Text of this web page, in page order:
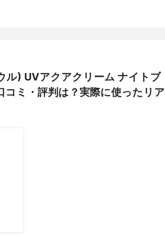
ル) UVアクアクリーム ナイトブ
ミ・評判は？実際に使ったリア